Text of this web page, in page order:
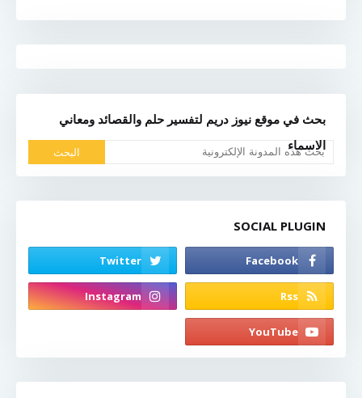
بحث في موقع نيوز دريم لتفسير حلم والقصائد ومعاني
الاسماء
SOCIAL PLUGIN